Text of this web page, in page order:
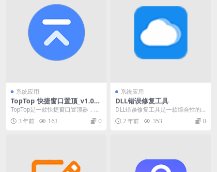
系统应用
TopTop 快捷窗口置顶_v1.0
一款快捷窗口置顶器
TopTop是一款快捷窗口置顶器，可
以通过简单的快捷键来迅速调整窗
口层级的位置。...
3 年前 163 0
系统应用
DLL错误修复工具
DLL错误修复工具是一款综合性的
系统修复工具，专注于解决Window
s操作系统上...
2 年前 353 0